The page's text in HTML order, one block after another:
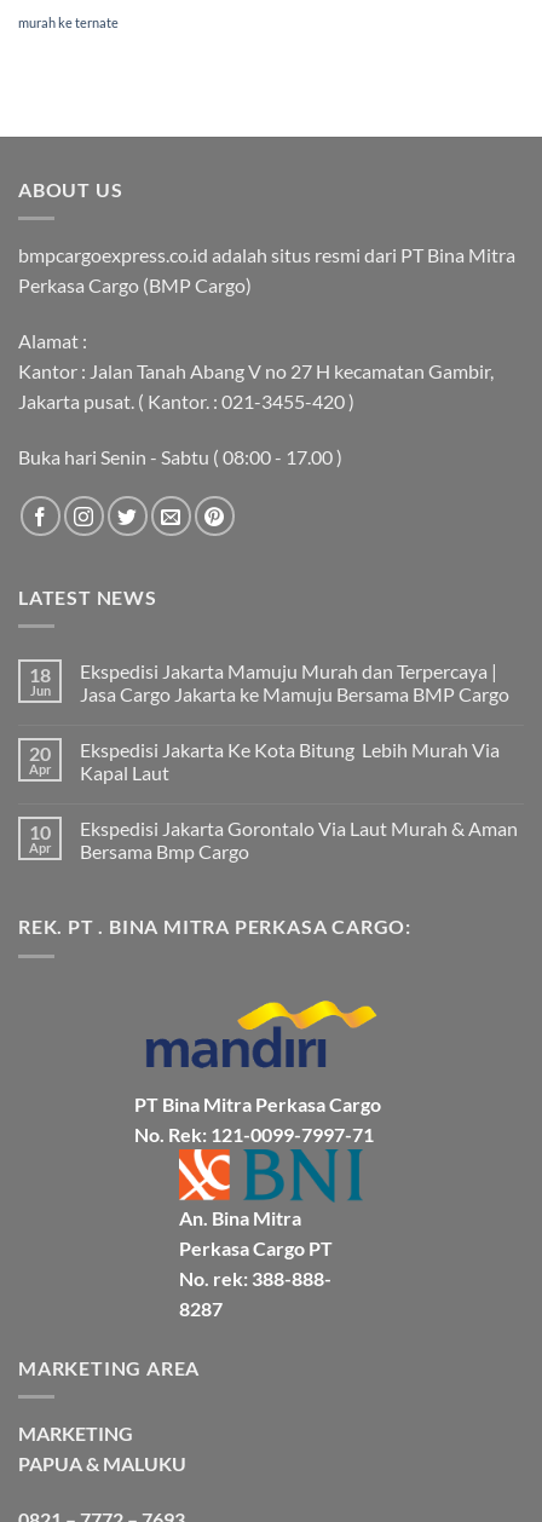
murah ke ternate
ABOUT US
bmpcargoexpress.co.id adalah situs resmi dari PT Bina Mitra
Perkasa Cargo (BMP Cargo)
Alamat :
Kantor : Jalan Tanah Abang V no 27 H kecamatan Gambir,
Jakarta pusat. ( Kantor. : 021-3455-420 )
Buka hari Senin - Sabtu ( 08:00 - 17.00 )
LATEST NEWS
18
Jun
Ekspedisi Jakarta Mamuju Murah dan Terpercaya |
Jasa Cargo Jakarta ke Mamuju Bersama BMP Cargo
komentar
pada
Ekspedisi
Murah
dan
Terpercaya
Jakarta
ke
20
Apr
Ekspedisi Jakarta Ke Kota Bitung Lebih Murah Via
Kapal Laut
komentar
pada
Ekspedisi
Bitung
Lebih
10
Apr
Ekspedisi Jakarta Gorontalo Via Laut Murah & Aman
Bersama Bmp Cargo
pada
Ekspedisi
REK. PT . BINA MITRA PERKASA CARGO:
PT Bina Mitra Perkasa Cargo
No. Rek: 121-0099-7997-71
An. Bina Mitra
Perkasa Cargo PT
No. rek: 388-888-
8287
MARKETING AREA
MARKETING
PAPUA & MALUKU